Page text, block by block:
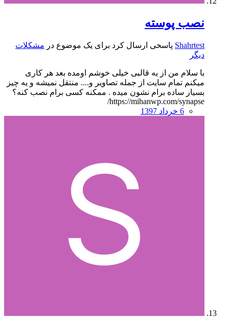
نصب پوسته
Shahrtest پاسخی ارسال کرد برای یک موضوع در مشکلات
دیگر
با سلام من از یه قالبی خیلی خوشم اومده بعد هر کاری
میکنم تمام سایت از جمله تصاویر و.... منتقل نمیشه و یه چیز
بسیار ساده برام نشون میده . ممکنه کسی برام نصب کنه؟
https://mihanwp.com/synapse/
6 خرداد 1397